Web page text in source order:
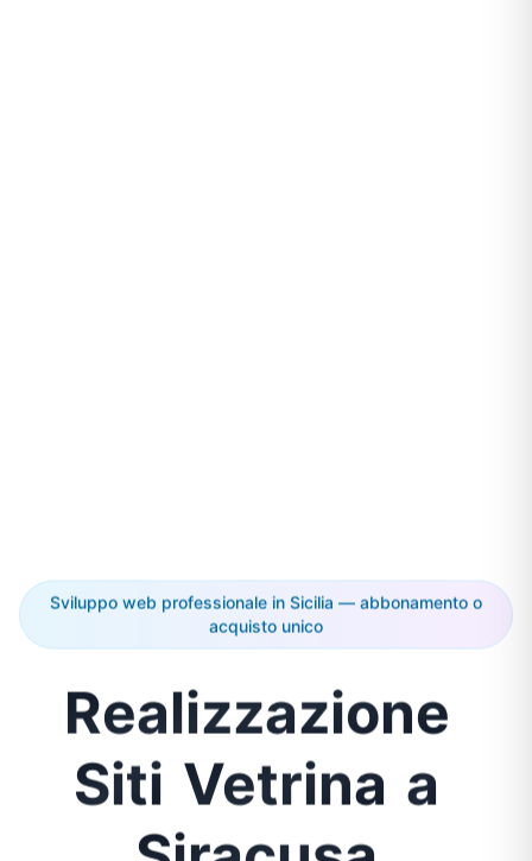
Sviluppo web professionale in Sicilia — abbonamento o
acquisto unico
Realizzazione
Siti Vetrina a